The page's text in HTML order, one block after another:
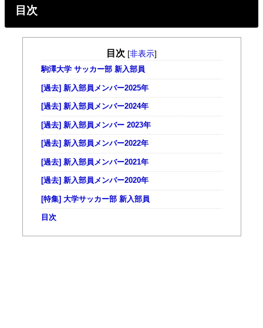
目次
目次 [非表示]
駒澤大学 サッカー部 新入部員
[過去] 新入部員メンバー2025年
[過去] 新入部員メンバー2024年
[過去] 新入部員メンバー 2023年
[過去] 新入部員メンバー2022年
[過去] 新入部員メンバー2021年
[過去] 新入部員メンバー2020年
[特集] 大学サッカー部 新入部員
目次